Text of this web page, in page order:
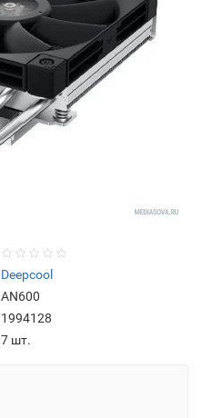
Deepcool
AN600
1994128
7 шт.